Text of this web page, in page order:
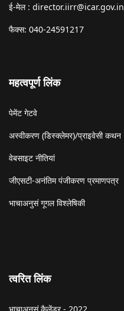
ई-मेल : director.iirr@icar.gov.in
फैक्स: 040-24591217
महत्वपूर्ण लिंक
पेमेंट गेटवे
अस्वीकरण (डिस्क्लेमर)/प्राइवेसी कथन
वेबसाइट नीतियां
जीएसटी-अनंतिम पंजीकरण प्रमाणपत्र
भाचाअनुसं गूगल विश्लेषिकी
त्वरित लिंक